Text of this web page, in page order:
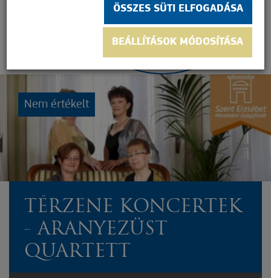
Nem értékelt
TÉRZENE KONCERTEK
- ARANYEZÜST
QUARTETT
ÖSSZES SÜTI ELFOGADÁSA
BEÁLLÍTÁSOK MÓDOSÍTÁSA